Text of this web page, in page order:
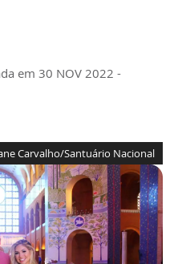
em 30 NOV 2022 -
Carvalho/Santuário Nacional